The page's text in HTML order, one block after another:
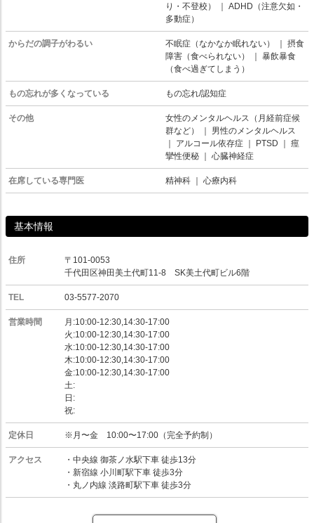
り・不登校）
ADHD（注意欠如・
多動症）
からだの調子がわるい 不眠症（なかなか眠れない）
摂食
障害（食べられない）
暴飲暴食
（食べ過ぎてしまう）
もの忘れが多くなっている もの忘れ/認知症
その他
女性のメンタルヘルス（月経前症候
群など）
男性のメンタルヘルス
アルコール依存症 PTSD
痙
攣性便秘
心臓神経症
在席している専門医 精神科 心療内科
基本情報
住所
〒101-0053
千代田区神田美土代町11-8 SK美土代町ビル6階
TEL 03-5577-2070
営業時間
月:10:00-12:30,14:30-17:00
火:10:00-12:30,14:30-17:00
水:10:00-12:30,14:30-17:00
木:10:00-12:30,14:30-17:00
金:10:00-12:30,14:30-17:00
土:
日:
祝:
定休日 ※月〜金 10:00〜17:00（完全予約制）
アクセス
・中央線 御茶ノ水駅下車 徒歩13分
・新宿線 小川町駅下車 徒歩3分
・丸ノ内線 淡路町駅下車 徒歩3分